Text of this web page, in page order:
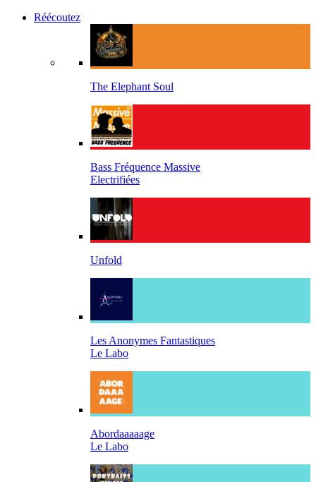
Réécoutez
The Elephant Soul
Bass Fréquence Massive
Electrifiées
Unfold
Les Anonymes Fantastiques
Le Labo
Abordaaaaage
Le Labo